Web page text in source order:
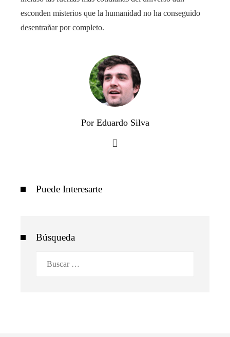
esconden misterios que la humanidad no ha conseguido
desentrañar por completo.
Por Eduardo Silva
Puede Interesarte
Búsqueda